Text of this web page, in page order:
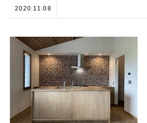
2020.11.08